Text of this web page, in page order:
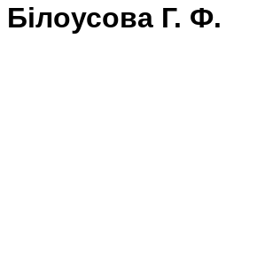
Білоусова Г. Ф.